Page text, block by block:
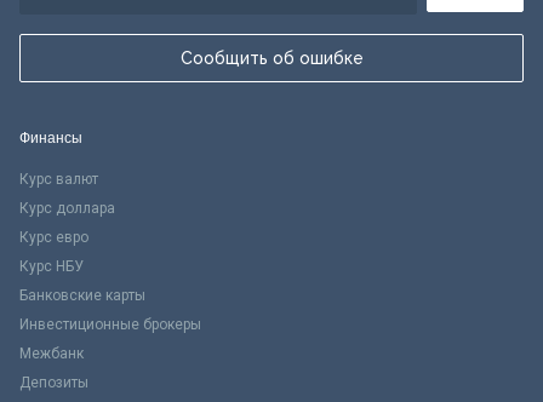
Сообщить об ошибке
Финансы
Курс валют
Курс доллара
Курс евро
Курс НБУ
Банковские карты
Инвестиционные брокеры
Межбанк
Депозиты